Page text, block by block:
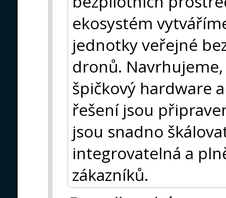
ekosystém
jednotky veřejné
dronů.
špičkový hardware
řešení jsou
jsou snadno
integrovatelná a
zákazníků.